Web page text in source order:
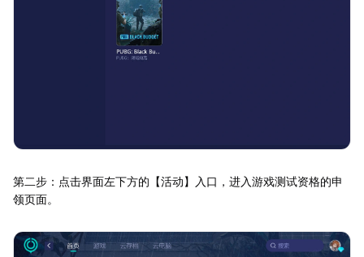
第二步：点击界面左下方的【活动】入口，进入游戏测试资格的申
领页面。